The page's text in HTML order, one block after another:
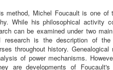
method, Michel Foucault is one of
While his philosophical activity
can be examined under two
research is the description of
throughout history.
of power mechanisms.
are developments of